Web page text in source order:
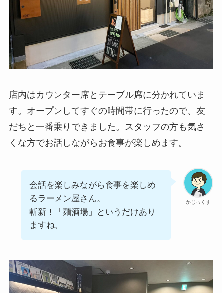
店内はカウンター席とテーブル席に分かれていま
す。オープンしてすぐの時間帯に行ったので、友
だちと一番乗りできました。スタッフの方も気さ
くな方でお話しながらお食事が楽しめます。
かじっくす
会話を楽しみながら食事を楽しめ
るラーメン屋さん。
斬新！「麺酒場」というだけあり
ますね。